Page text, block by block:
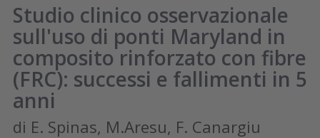
Studio clinico osservazionale
sull'uso di ponti Maryland in
composito rinforzato con fibre
(FRC): successi e fallimenti in 5
anni
di E. Spinas, M.Aresu, F. Canargiu